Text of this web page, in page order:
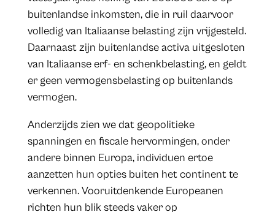
buitenlandse inkomsten, die in ruil daarvoor
volledig van Italiaanse belasting zijn vrijgesteld.
Daarnaast zijn buitenlandse activa uitgesloten
van Italiaanse erf- en schenkbelasting, en geldt
er geen vermogensbelasting op buitenlands
vermogen.
Anderzijds zien we dat geopolitieke
spanningen en fiscale hervormingen, onder
andere binnen Europa, individuen ertoe
aanzetten hun opties buiten het continent te
verkennen. Vooruitdenkende Europeanen
richten hun blik steeds vaker op